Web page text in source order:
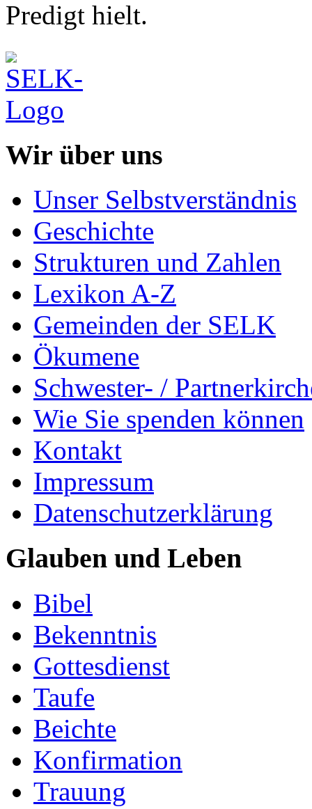
Predigt hielt.
Wir über uns
Unser Selbstverständnis
Geschichte
Strukturen und Zahlen
Lexikon A-Z
Gemeinden der SELK
Ökumene
Schwester- /
Wie Sie spenden können
Kontakt
Impressum
Datenschutzerklärung
Glauben und Leben
Bibel
Bekenntnis
Gottesdienst
Taufe
Beichte
Konfirmation
Trauung